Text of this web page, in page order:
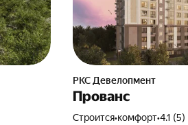
РКС Девелопмент
Прованс
Строится•комфорт•4.1 (5)